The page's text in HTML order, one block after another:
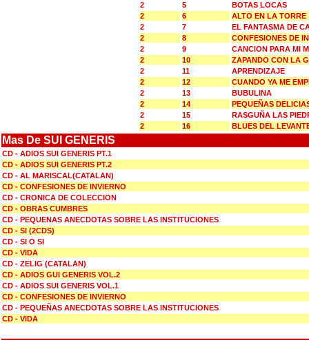
2
5
BOTAS LOCAS
2
6
ALTO EN LA TORRE
2
7
EL FANTASMA DE
2
8
CONFESIONES DE
2
9
CANCION PARA MI
2
10
ZAPANDO CON LA
2
11
APRENDIZAJE
2
12
CUANDO YA ME
2
13
BUBULINA
2
14
PEQUEÑAS
2
15
RASGUÑA LAS
2
16 BLUES DEL
Mas De SUI GENERIS
CD - ADIOS SUI GENERIS PT.1
CD - ADIOS SUI GENERIS PT.2
CD - AL MARISCAL(CATALAN)
CD - CONFESIONES DE INVIERNO
CD - CRONICA DE COLECCION
CD - OBRAS CUMBRES
CD - PEQUENAS ANECDOTAS SOBRE LAS INSTITUCIONES
CD - SI (2CDS)
CD - SI O SI
CD - VIDA
CD - ZELIG (CATALAN)
CD - ADIOS GUI GENERIS VOL.2
CD - ADIOS SUI GENERIS VOL.1
CD - CONFESIONES DE INVIERNO
CD - PEQUEÑAS ANECDOTAS SOBRE LAS INSTITUCIONES
CD - VIDA